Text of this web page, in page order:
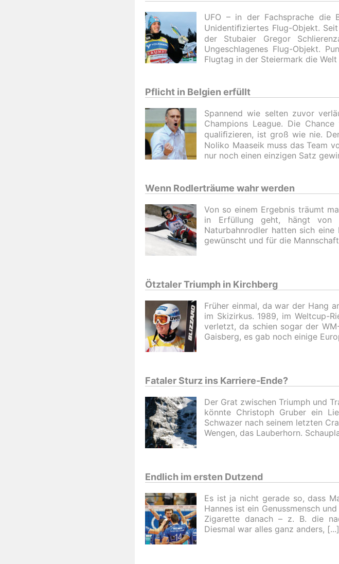
UFO – in der Fachsprache die
Unidentiﬁziertes Flug-Objekt.
der Stubaier Gregor
Ungeschlagenes Flug-Objekt.
Flugtag in der Steiermark die
Pflicht in Belgien erfüllt
Spannend wie selten zuvor
Champions League. Die
qualiﬁzieren, ist groß wie nie.
Noliko Maaseik muss das Team
nur noch einen einzigen Satz
Wenn Rodlerträume wahr werden
Von so einem Ergebnis träumt
in Erfüllung geht, hängt von
Naturbahnrodler hatten sich
gewünscht und für die
Ötztaler Triumph in Kirchberg
Früher einmal, da war der Hang
im Skizirkus. 1989, im Weltcup-
verletzt, da schien sogar der
Gaisberg, es gab noch einige
Fataler Sturz ins Karriere-Ende?
Der Grat zwischen Triumph und
könnte Christoph Gruber ein
Schwazer nach seinem letzten
Wengen, das Lauberhorn.
Endlich im ersten Dutzend
Es ist ja nicht gerade so, dass
Hannes ist ein Genussmensch
Zigarette danach – z. B. die
Diesmal war alles ganz anders,